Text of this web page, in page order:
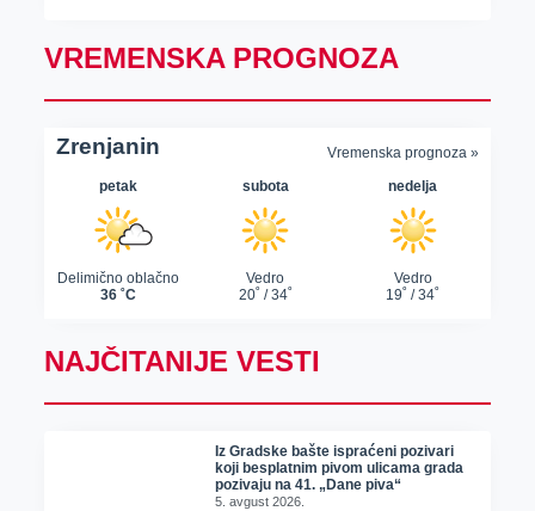
VREMENSKA PROGNOZA
NAJČITANIJE VESTI
Iz Gradske bašte ispraćeni pozivari
koji besplatnim pivom ulicama grada
pozivaju na 41. „Dane piva“
5. avgust 2026.